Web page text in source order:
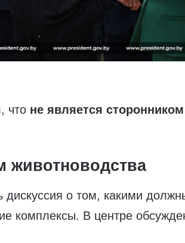
что не является
животноводства
дискуссия о том, какими
комплексы. В центре